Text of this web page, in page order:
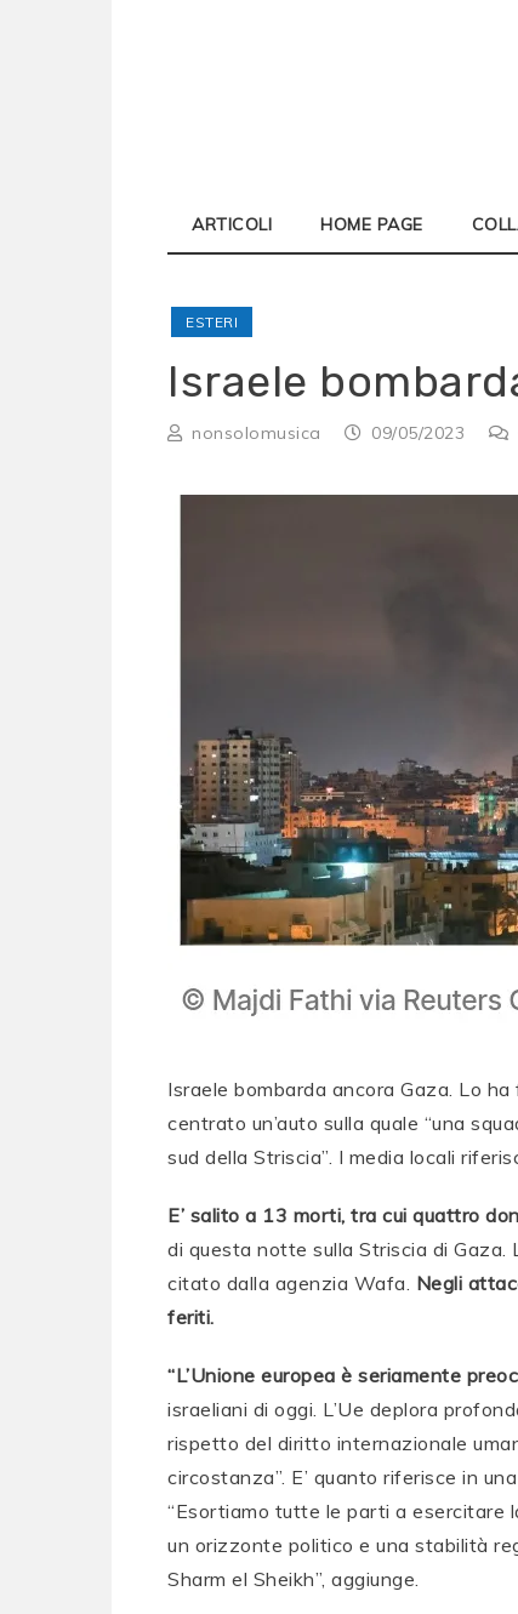
ARTICOLI HOME PAGE
ESTERI
Israele
nonsolomusica 09/05/2023
Israele bombarda ancora Gaza. Lo
centrato un’auto sulla quale “una
sud della Striscia”. I media locali
E’ salito a 13 morti, tra cui quattro
di questa notte sulla Striscia di
citato dalla agenzia Wafa. Negli
feriti.
“L’Unione europea è seriamente
israeliani di oggi. L’Ue deplora
rispetto del diritto internazionale
circostanza”. E’ quanto riferisce in
“Esortiamo tutte le parti a esercitare
un orizzonte politico e una stabilità
Sharm el Sheikh”, aggiunge.